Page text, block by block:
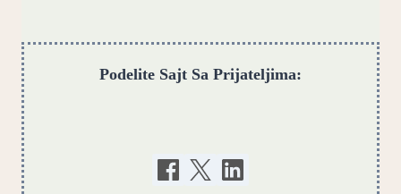
Podelite Sajt Sa Prijateljima: